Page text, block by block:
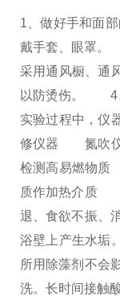
1、做好手和面
戴手套、眼罩。
采用通风橱、通
以防烫伤。
4、
实验过程中，仪
修仪器 氮吹仪
检测高易燃物质
质作加热介质不
退、食欲不振、
浴壁上产生水垢。
所用除藻剂不会
洗。长时间接触